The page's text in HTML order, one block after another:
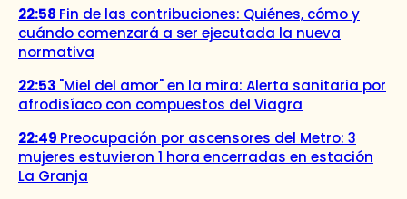
22:58 Fin de las contribuciones: Quiénes, cómo y
cuándo comenzará a ser ejecutada la nueva
normativa
22:53 "Miel del amor" en la mira: Alerta sanitaria por
afrodisíaco con compuestos del Viagra
22:49 Preocupación por ascensores del Metro: 3
mujeres estuvieron 1 hora encerradas en estación
La Granja